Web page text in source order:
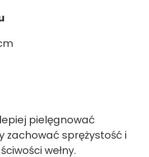
pielęgnować
zachować sprężystość i
wełny.